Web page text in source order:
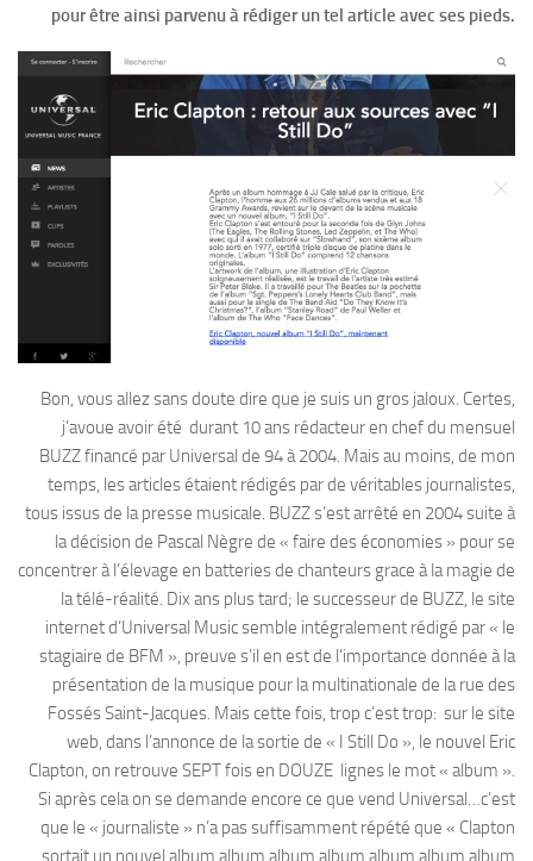
pour être ainsi parvenu à rédiger un tel article avec ses pieds.
Bon, vous allez sans doute dire que je suis un gros jaloux. Certes,
j’avoue avoir été durant 10 ans rédacteur en chef du mensuel
BUZZ financé par Universal de 94 à 2004. Mais au moins, de mon
temps, les articles étaient rédigés par de véritables journalistes,
tous issus de la presse musicale. BUZZ s’est arrêté en 2004 suite à
la décision de Pascal Nègre de « faire des économies » pour se
concentrer à l’élevage en batteries de chanteurs grace à la magie de
la télé-réalité. Dix ans plus tard; le successeur de BUZZ, le site
internet d’Universal Music semble intégralement rédigé par « le
stagiaire de BFM », preuve s’il en est de l’importance donnée à la
présentation de la musique pour la multinationale de la rue des
Fossés Saint-Jacques. Mais cette fois, trop c’est trop: sur le site
web, dans l’annonce de la sortie de « I Still Do », le nouvel Eric
Clapton, on retrouve SEPT fois en DOUZE lignes le mot « album ».
Si après cela on se demande encore ce que vend Universal…c’est
que le « journaliste » n’a pas suffisamment répété que « Clapton
sortait un nouvel album album album album album album album